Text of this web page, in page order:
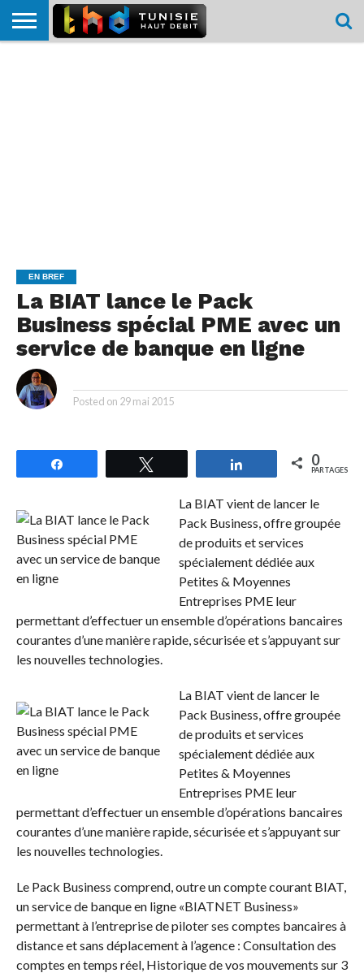
EN BREF
La BIAT lance le Pack
Business spécial PME avec un
service de banque en ligne
Posted on 29 mai 2015
Partagez 0
PARTAGES
La BIAT vient de lancer le
Pack Business, offre groupée
de produits et services
spécialement dédiée aux
Petites & Moyennes
Entreprises PME leur
permettant d’effectuer un ensemble d’opérations bancaires
courantes d’une manière rapide, sécurisée et s’appuyant sur
les nouvelles technologies.
La BIAT vient de lancer le
Pack Business, offre groupée
de produits et services
spécialement dédiée aux
Petites & Moyennes
Entreprises PME leur
permettant d’effectuer un ensemble d’opérations bancaires
courantes d’une manière rapide, sécurisée et s’appuyant sur
les nouvelles technologies.
Le Pack Business comprend, outre un compte courant BIAT,
un service de banque en ligne «BIATNET Business»
permettant à l’entreprise de piloter ses comptes bancaires à
distance et sans déplacement à l’agence : Consultation des
comptes en temps réel, Historique de vos mouvements sur 3